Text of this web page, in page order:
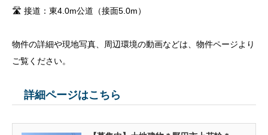
🛣 接道：東4.0m公道（接面5.0m）
物件の詳細や現地写真、周辺環境の動画などは、物件ページより
ご覧ください。
詳細ページはこちら